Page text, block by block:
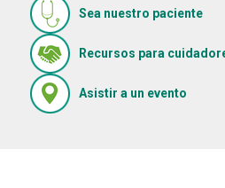
Sea nuestro paciente
Recursos para
Asistir a un evento(Se